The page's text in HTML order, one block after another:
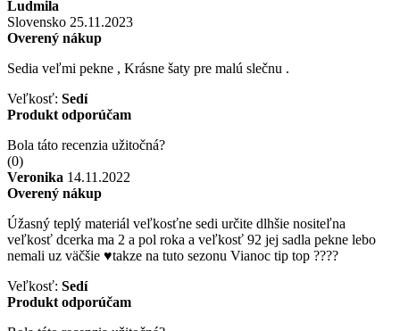
Ludmila
Slovensko 25.11.2023
Overený nákup
Sedia veľmi pekne , Krásne šaty pre malú slečnu .
Veľkosť: Sedí
Produkt odporúčam
Bola táto recenzia užitočná?
(0)
Veronika 14.11.2022
Overený nákup
Úžasný teplý materiál veľkosťne sedi určite dlhšie nositeľna
veľkosť dcerka ma 2 a pol roka a veľkosť 92 jej sadla pekne lebo
nemali uz väčšie ♥️takze na tuto sezonu Vianoc tip top ????
Veľkosť: Sedí
Produkt odporúčam